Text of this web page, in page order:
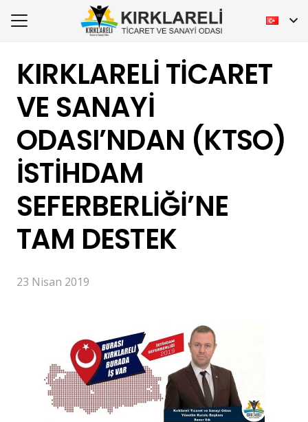
KIRKLARELİ TİCARET
VE SANAYİ
ODASI’NDAN (KTSO)
İSTİHDAM
SEFERBERLİĞİ’NE
TAM DESTEK
23 Nisan 2019